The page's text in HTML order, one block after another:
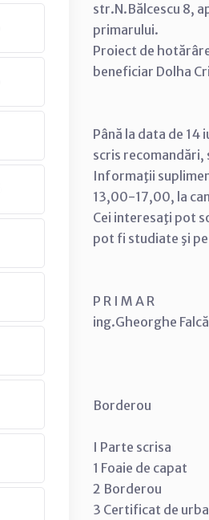
str.N.Bălcescu 8,
primarului.
Proiect de
beneficiar Dolha
Până la data de
scris
Informaţii
13,00-17,00, la
Cei interesaţi pot
pot fi studiate şi
P R I M A R
ing.Gheorghe Falcă
Borderou
I Parte scrisa
1 Foaie de capat
2 Borderou
3 Certificat de